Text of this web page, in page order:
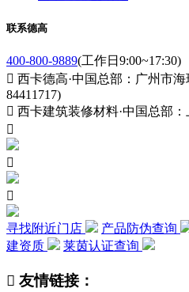
联系德高
400-800-9889(工作日9:00~17:30)
 西卡德高·中国总部：广州市
84411717)
 西卡建筑装修材料·中国总部



寻找附近门店 产品防伪查询
建资质
莱茵认证查询
 友情链接：